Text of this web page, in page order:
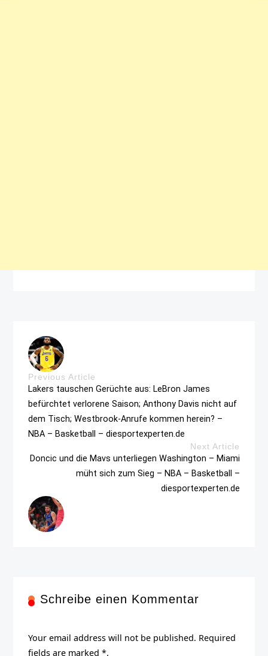
Previous Article
Lakers tauschen Gerüchte aus: LeBron James
befürchtet verlorene Saison; Anthony Davis nicht auf
dem Tisch; Westbrook-Anrufe kommen herein? –
NBA – Basketball – diesportexperten.de
Next Article
Doncic und die Mavs unterliegen Washington – Miami
müht sich zum Sieg – NBA – Basketball –
diesportexperten.de
Schreibe einen Kommentar
Your email address will not be published. Required
fields are marked *.